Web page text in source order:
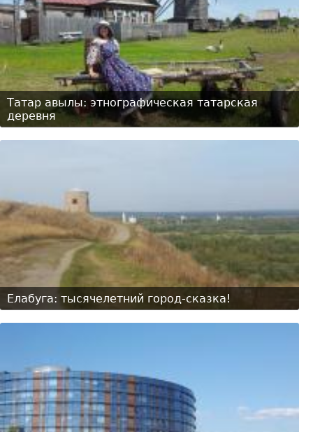
Татар авылы: этнографическая татарская
деревня
Елабуга: тысячелетний город-сказка!